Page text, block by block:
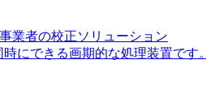
業者の校正ソリューション
にできる画期的な処理装置です。